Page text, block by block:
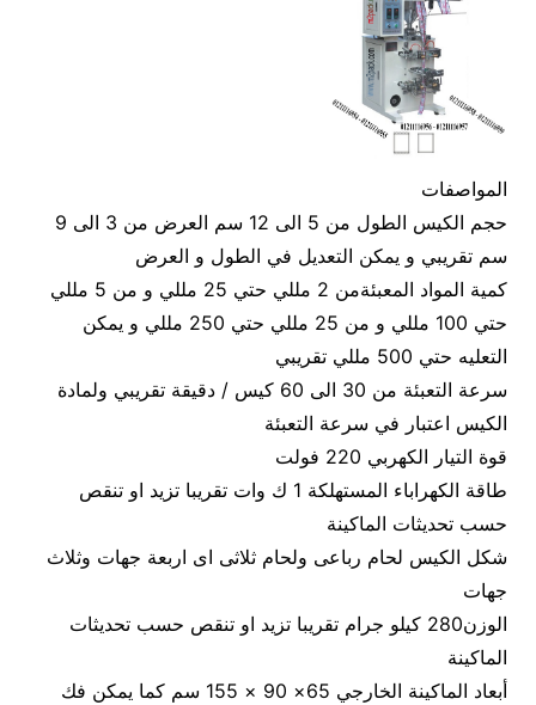
المواصفات
حجم الكيس الطول من 5 الى 12 سم العرض من 3 الى 9
سم تقريبي و يمكن التعديل في الطول و العرض
كمية المواد المعبئةمن 2 مللي حتي 25 مللي و من 5 مللي
حتي 100 مللي و من 25 مللي حتي 250 مللي و يمكن
التعليه حتي 500 مللي تقريبي
سرعة التعبئة من 30 الى 60 كيس / دقيقة تقريبي ولمادة
الكيس اعتبار في سرعة التعبئة
قوة التيار الكهربي 220 فولت
طاقة الكهراباء المستهلكة 1 ك وات تقريبا تزيد او تنقص
حسب تحديثات الماكينة
شكل الكيس لحام رباعى ولحام ثلاثى اى اربعة جهات وثلاث
جهات
الوزن280 كيلو جرام تقريبا تزيد او تنقص حسب تحديثات
الماكينة
أبعاد الماكينة الخارجي 65× 90 × 155 سم كما يمكن فك